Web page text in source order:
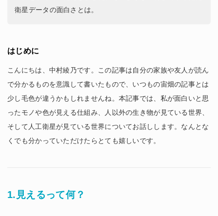
衛星データの面白さとは。
はじめに
こんにちは、中村綾乃です。この記事は自分の家族や友人が読ん
で分かるものを意識して書いたもので、いつもの宙畑の記事とは
少し毛色が違うかもしれませんね。本記事では、私が面白いと思
ったモノや色が見える仕組み、人以外の生き物が見ている世界、
そして人工衛星が見ている世界についてお話しします。なんとな
くでも分かっていただけたらとても嬉しいです。
1.見えるって何？